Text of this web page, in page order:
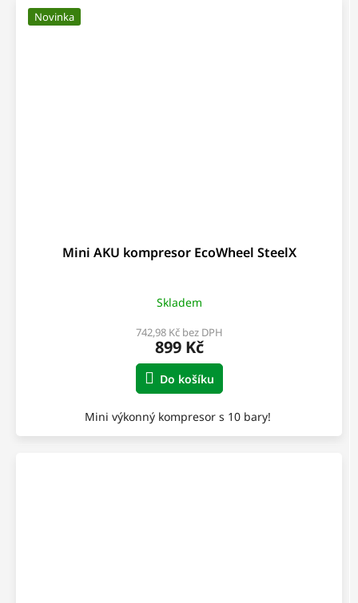
Novinka
Mini AKU kompresor EcoWheel SteelX
Skladem
742,98 Kč bez DPH
899 Kč
Do košíku
Mini výkonný kompresor s 10 bary!